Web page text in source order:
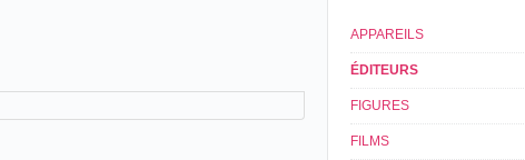
APPAREILS
ÉDITEURS
FIGURES
FILMS